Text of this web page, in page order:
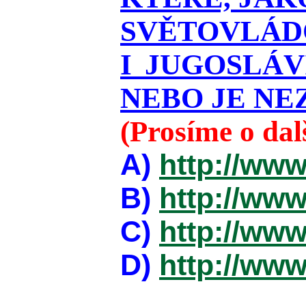
I
NEBO JE
(Prosíme o
A) http://
B) http://
C) http://
D) http://